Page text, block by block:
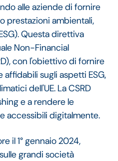
alle aziende di fornire
prestazioni ambientali,
Questa direttiva
Non-Financial
con l'obiettivo di fornire
sugli aspetti ESG,
dell'UE. La CSRD
e a rendere le
accessibili digitalmente.
il 1° gennaio 2024,
grandi società